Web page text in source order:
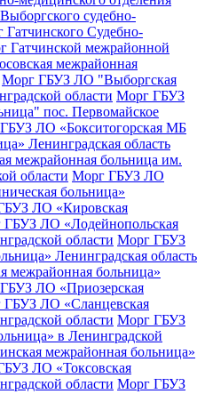
судебно-
Гатчинского Судебно-
Гатчинской межрайонной
межрайонная
Морг ГБУЗ ЛО "Выборгская
области Морг ГБУЗ
пос. Первомайское
ЛО «Бокситогорская МБ
Ленинградская область
межрайонная больница им.
области Морг ГБУЗ ЛО
больница»
ЛО «Кировская
ЛО «Лодейнопольская
области Морг ГБУЗ
Ленинградская область
больница»
ЛО «Приозерская
ЛО «Сланцевская
области Морг ГБУЗ
в Ленинградской
межрайонная больница»
ЛО «Токсовская
области Морг ГБУЗ